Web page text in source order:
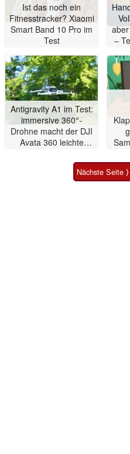
Ist das noch ein
Fitnesstracker? Xiaomi
Smart Band 10 Pro im
Test
–
Antigravity A1 im Test:
immersive 360°-
Drohne macht der DJI
Avata 360 leichte
Nächste Seite ⟩